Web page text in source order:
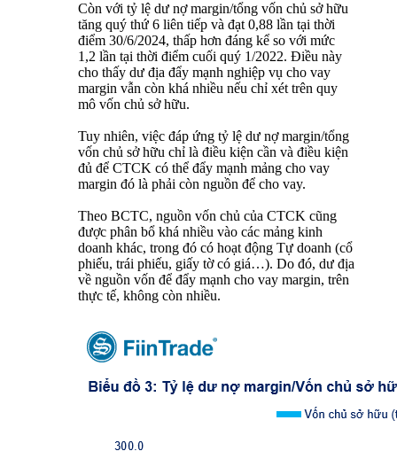
Còn với tỷ lệ dư nợ margin/tổng vốn chủ sở hữu
tăng quý thứ 6 liên tiếp và đạt 0,88 lần tại thời
điểm 30/6/2024, thấp hơn đáng kể so với mức
1,2 lần tại thời điểm cuối quý 1/2022. Điều này
cho thấy dư địa đẩy mạnh nghiệp vụ cho vay
margin vẫn còn khá nhiều nếu chỉ xét trên quy
mô vốn chủ sở hữu.
Tuy nhiên, việc đáp ứng tỷ lệ dư nợ margin/tổng
vốn chủ sở hữu chỉ là điều kiện cần và điều kiện
đủ để CTCK có thể đẩy mạnh mảng cho vay
margin đó là phải còn nguồn để cho vay.
Theo BCTC, nguồn vốn chủ của CTCK cũng
được phân bổ khá nhiều vào các mảng kinh
doanh khác, trong đó có hoạt động Tự doanh (cổ
phiếu, trái phiếu, giấy tờ có giá…). Do đó, dư địa
về nguồn vốn để đẩy mạnh cho vay margin, trên
thực tế, không còn nhiều.